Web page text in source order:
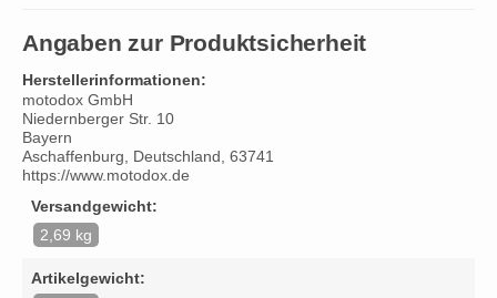
Angaben zur Produktsicherheit
Herstellerinformationen:
motodox GmbH
Niedernberger Str. 10
Bayern
Aschaffenburg, Deutschland, 63741
https://www.motodox.de
Versandgewicht:
2,69 kg
Artikelgewicht: